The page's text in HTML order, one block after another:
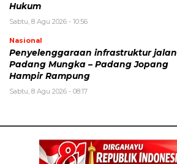
Hukum
Sabtu, 8 Agu 2026 - 10:56
Nasional
Penyelenggaraan infrastruktur jalan
Padang Mungka – Padang Jopang
Hampir Rampung
Sabtu, 8 Agu 2026 - 08:17